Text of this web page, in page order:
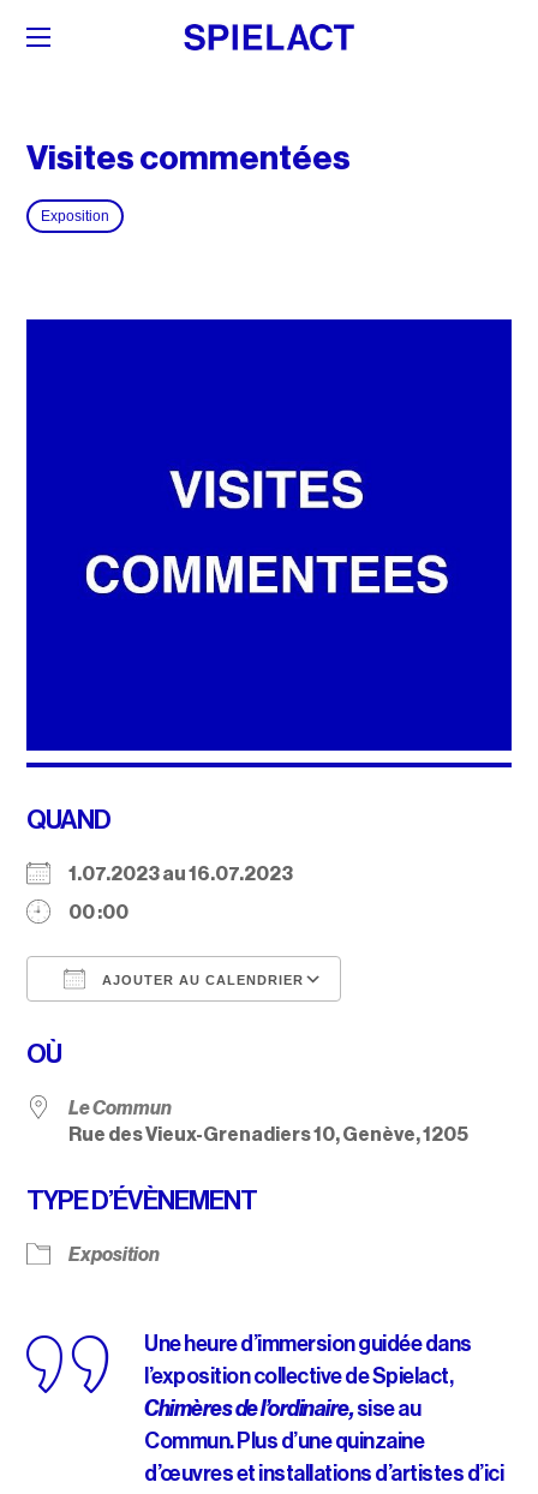
Visites commentées
Exposition
QUAND
1.07.2023 au 16.07.2023
00 :00
AJOUTER AU CALENDRIER
OÙ
Le Commun
Rue des Vieux-Grenadiers 10, Genève, 1205
TYPE D’ÉVÈNEMENT
Exposition
Une heure d’immersion guidée dans
l’exposition collective de Spielact,
Chimères de l’ordinaire,sise au
Commun. Plus d’une quinzaine
d’œuvres et installations d’artistes d’ici